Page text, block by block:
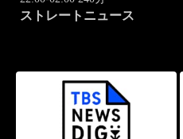
ストレートニュース